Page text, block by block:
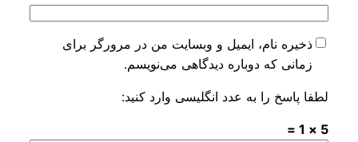
ذخیره نام، ایمیل و وبسایت من در مرورگر برای
زمانی که دوباره دیدگاهی می‌نویسم.
لطفا پاسخ را به عدد انگلیسی وارد کنید: